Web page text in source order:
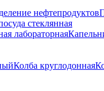
нефтепродуктов
стеклянная
лабораторная
Колба круглодонная